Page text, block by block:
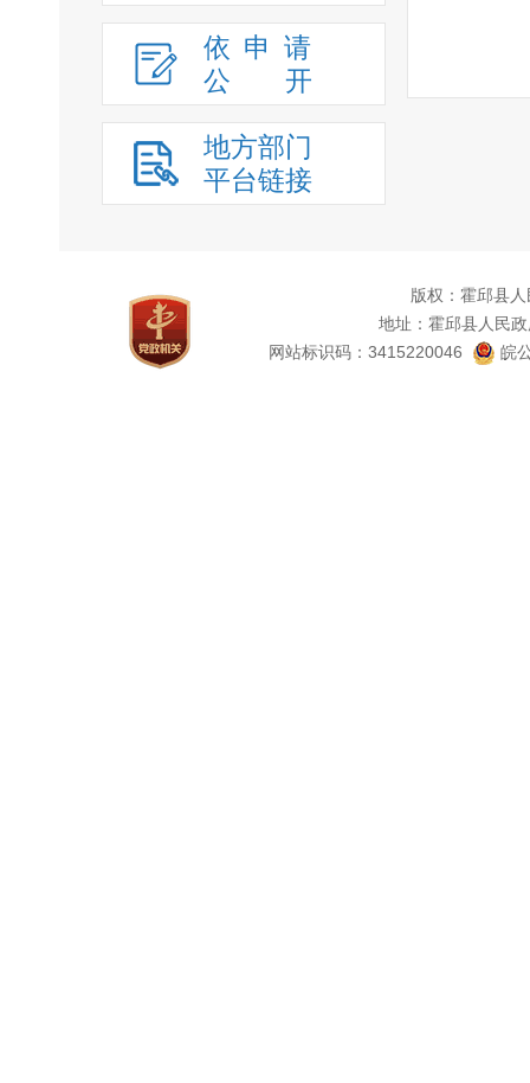
依申请
公
开
地方部门
平台链接
版权：霍邱县
地址：霍邱县人民
网站标识码：3415220046
皖